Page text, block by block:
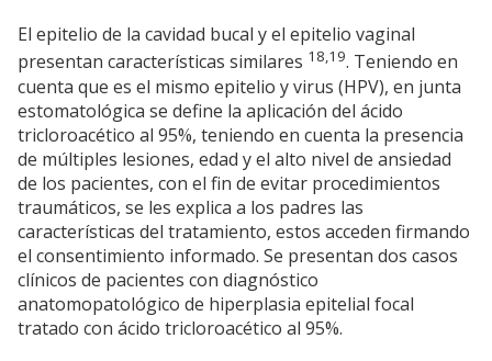
El epitelio de la cavidad bucal y el epitelio vaginal
presentan características similares 18,19. Teniendo en
cuenta que es el mismo epitelio y virus (HPV), en junta
estomatológica se define la aplicación del ácido
tricloroacético al 95%, teniendo en cuenta la presencia
de múltiples lesiones, edad y el alto nivel de ansiedad
de los pacientes, con el fin de evitar procedimientos
traumáticos, se les explica a los padres las
características del tratamiento, estos acceden firmando
el consentimiento informado. Se presentan dos casos
clínicos de pacientes con diagnóstico
anatomopatológico de hiperplasia epitelial focal
tratado con ácido tricloroacético al 95%.